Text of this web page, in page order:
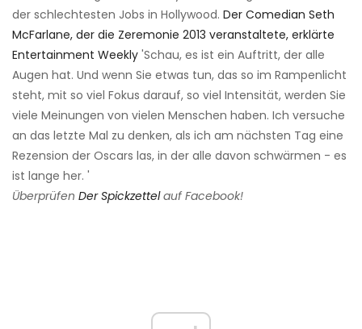
der schlechtesten Jobs in Hollywood. Der Comedian Seth
McFarlane, der die Zeremonie 2013 veranstaltete, erklärte
Entertainment Weekly 'Schau, es ist ein Auftritt, der alle
Augen hat. Und wenn Sie etwas tun, das so im Rampenlicht
steht, mit so viel Fokus darauf, so viel Intensität, werden Sie
viele Meinungen von vielen Menschen haben. Ich versuche
an das letzte Mal zu denken, als ich am nächsten Tag eine
Rezension der Oscars las, in der alle davon schwärmen - es
ist lange her. '
Überprüfen Der Spickzettel auf Facebook!